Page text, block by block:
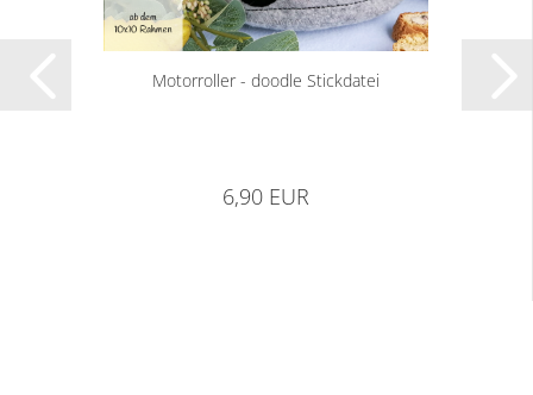
Motorroller - doodle Stickdatei
6,90 EUR